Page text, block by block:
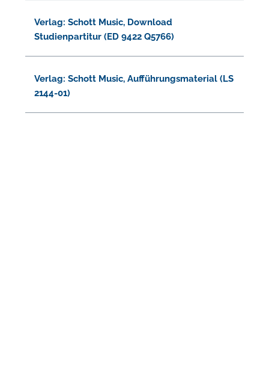
Verlag: Schott Music, Download
Studienpartitur (ED 9422 Q5766)
Verlag: Schott Music, Aufführungsmaterial (LS
2144-01)